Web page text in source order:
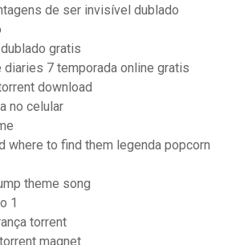
de ser invisível dublado
gratis
7 temporada online gratis
download
no celular
where to find them legenda popcorn
theme song
1
torrent
magnet